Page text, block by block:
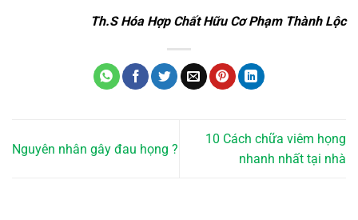
Th.S Hóa Hợp Chất Hữu Cơ Phạm Thành Lộc
Nguyên nhân gây đau họng ?
10 Cách chữa viêm họng
nhanh nhất tại nhà